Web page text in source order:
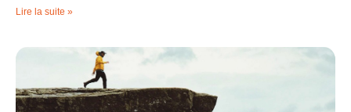
Lire la suite »